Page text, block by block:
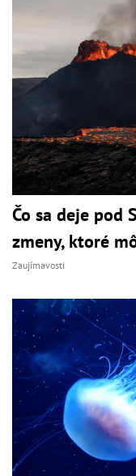
Čo sa deje pod
zmeny, ktoré
Zaujímavosti